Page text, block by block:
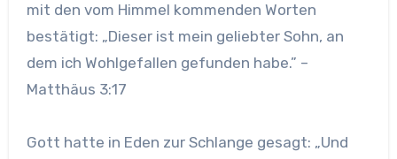
mit den vom Himmel kommenden Worten
bestätigt: „Dieser ist mein geliebter Sohn, an
dem ich Wohlgefallen gefunden habe.” –
Matthäus 3:17
Gott hatte in Eden zur Schlange gesagt: „Und